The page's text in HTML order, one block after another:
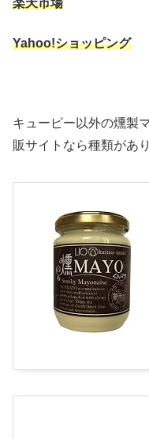
楽天市場
Yahoo!ショッピング
キューピー以外の燻製
販サイトなら種類があ